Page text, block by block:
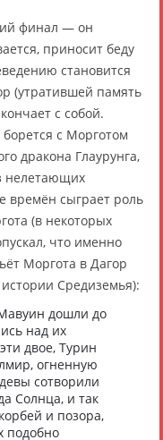
финал — он
приносит беду
становится
(утратившей память
с собой.
с Морготом
дракона Глаурунга,
нелетающих
времён сыграет роль
(в некоторых
что именно
Моргота в Дагор
Средиземья):
дошли до
над их
двое, Турин
огненную
сотворили
Солнца, и так
и позора,
подобно